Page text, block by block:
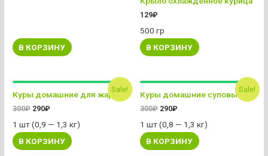
В КОРЗИНУ
129₽
500 гр
В КОРЗИНУ
Sale!
Куры домашние для жарки
300₽ 290₽
1 шт (0,9 — 1,3 кг)
В КОРЗИНУ
Sale!
Куры домашние суповые
300₽ 290₽
1 шт (0,8 — 1,3 кг)
В КОРЗИНУ